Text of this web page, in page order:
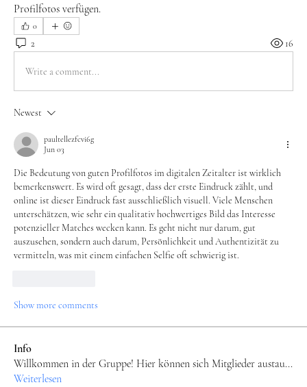
Profilfotos verfügen.
0
2 16
Write a comment...
Newest
paultellezfcvi6g
Jun 03
Die Bedeutung von guten Profilfotos im digitalen Zeitalter ist wirklich
bemerkenswert. Es wird oft gesagt, dass der erste Eindruck zählt, und
online ist dieser Eindruck fast ausschließlich visuell. Viele Menschen
unterschätzen, wie sehr ein qualitativ hochwertiges Bild das Interesse
potenzieller Matches wecken kann. Es geht nicht nur darum, gut
auszusehen, sondern auch darum, Persönlichkeit und Authentizität zu
vermitteln, was mit einem einfachen Selfie oft schwierig ist.
Show more comments
Info
Willkommen in der Gruppe! Hier können sich Mitglieder austau...
Weiterlesen